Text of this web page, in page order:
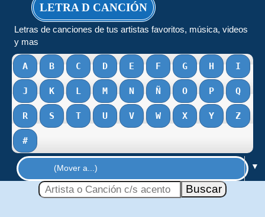
LETRA D CANCIÓN
Letras de canciones de tus artistas favoritos, música, videos
y mas
A B C D E F G H I
J K L M N Ñ O P Q
R S T U V W X Y Z
#
▼